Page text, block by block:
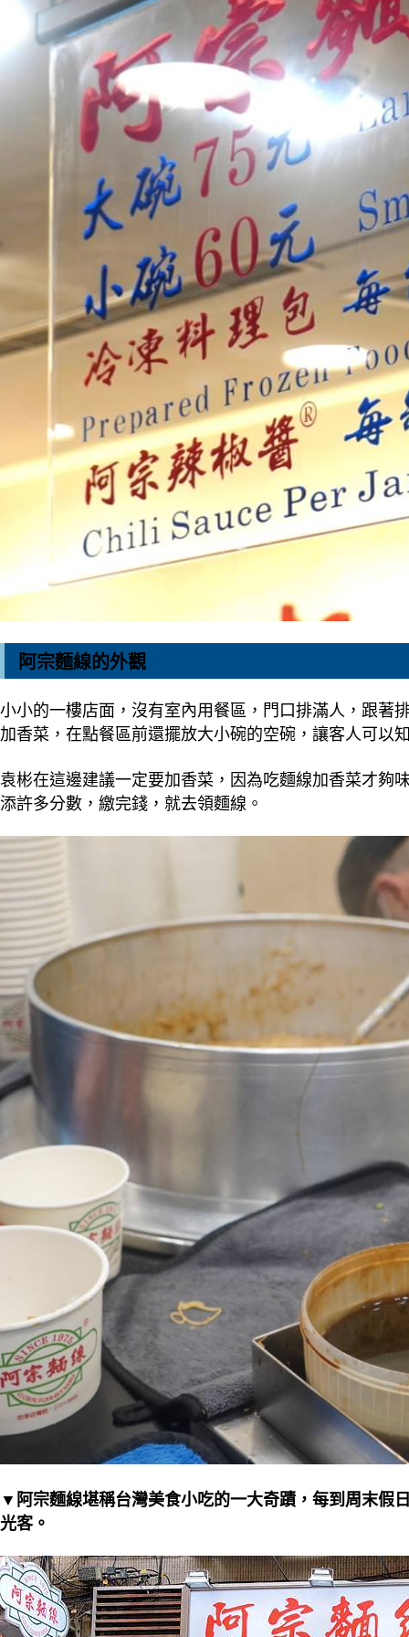
阿宗麵線的外觀
小小的一樓店面，沒有室內用餐區，門口排滿人，跟著
加香菜，在點餐區前還擺放大小碗的空碗，讓客人可以
袁彬在這邊建議一定要加香菜，因為吃麵線加香菜才夠
添許多分數，繳完錢，就去領麵線。
▼阿宗麵線堪稱台灣美食小吃的一大奇蹟，每到周末假
光客。